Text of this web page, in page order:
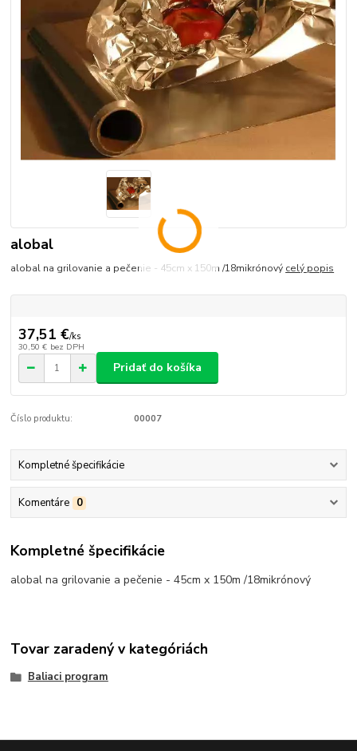
alobal
alobal na grilovanie a pečenie - 45cm x 150m /18mikrónový celý popis
37,51 €/ks
30,50 € bez DPH
Pridať do košíka
Číslo produktu: 00007
Kompletné špecifikácie
Komentáre 0
Kompletné špecifikácie
alobal na grilovanie a pečenie - 45cm x 150m /18mikrónový
Tovar zaradený v kategóriách
Baliaci program